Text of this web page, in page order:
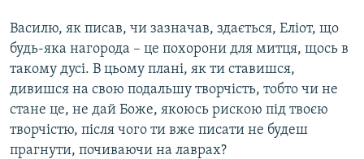
Василю, як писав, чи зазначав, здається, Еліот, що
будь-яка нагорода – це похорони для митця, щось в
такому дусі. В цьому плані, як ти ставишся,
дивишся на свою подальшу творчість, тобто чи не
стане це, не дай Боже, якоюсь рискою під твоєю
творчістю, після чого ти вже писати не будеш
прагнути, почиваючи на лаврах?